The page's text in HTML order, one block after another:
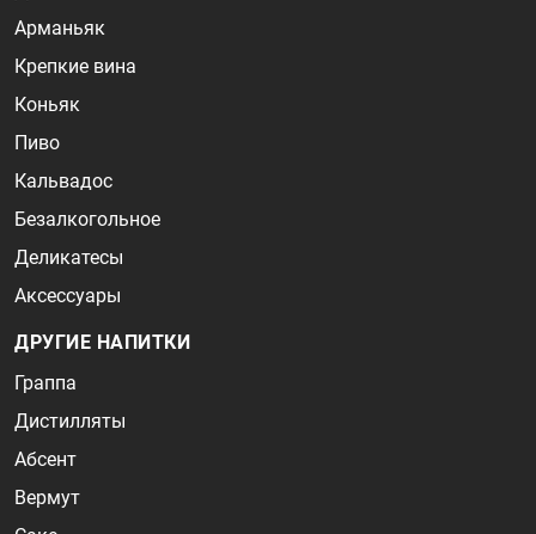
Арманьяк
Крепкие вина
Коньяк
Пиво
Кальвадос
Безалкогольное
Деликатесы
Аксессуары
ДРУГИЕ НАПИТКИ
Граппа
Дистилляты
Абсент
Вермут